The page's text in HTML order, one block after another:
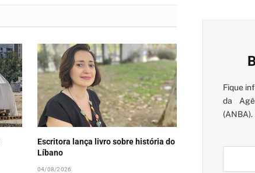
Escritora lança livro sobre história do
Líbano
04/08/2026
Fique
da
(ANBA).